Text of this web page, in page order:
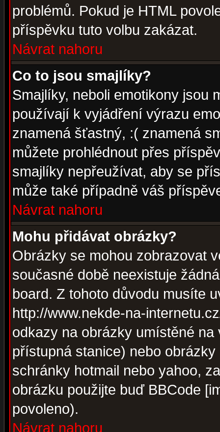
problémů. Pokud je HTML
příspěvku tuto volbu zakázat.
Návrat nahoru
Co to jsou smajlíky?
Smajlíky, neboli emotikony jsou
používají k vyjádření výrazu
znamená šťastný, :( znamená
můžete prohlédnout přes
smajlíky nepřeužívat, aby se
může také případně váš
Návrat nahoru
Mohu přidávat obrázky?
Obrázky se mohou zobrazovat
současné době neexistuje
board. Z tohoto důvodu musíte
http://www.nekde-na-
odkazy na obrázky umístěné
přístupná stanice) nebo
schránky hotmail nebo yahoo,
obrázku použijte buď BBCode
povoleno).
Návrat nahoru